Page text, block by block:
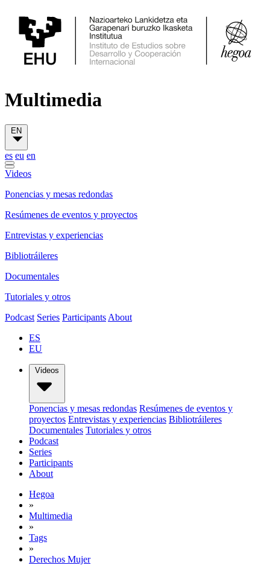
Multimedia
EN
es eu en
Videos
Ponencias y mesas redondas
Resúmenes de eventos y proyectos
Entrevistas y experiencias
Bibliotráileres
Documentales
Tutoriales y otros
Podcast Series Participants About
ES
EU
Videos
Ponencias y mesas redondas Resúmenes de eventos y
proyectos Entrevistas y experiencias Bibliotráileres
Documentales Tutoriales y otros
Podcast
Series
Participants
About
Hegoa
»
Multimedia
»
Tags
»
Derechos Mujer